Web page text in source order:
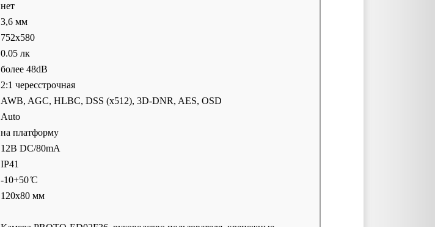
нет
3,6 мм
752х580
0.05 лк
более 48dB
2:1 чересстрочная
AWB, AGC, HLBC, DSS (x512), 3D-DNR, AES, OSD
Auto
на платформу
12В DC/80mA
IP41
-10+50 ̊С
120х80 мм